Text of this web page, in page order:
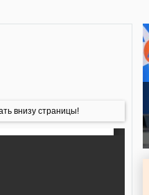
внизу страницы!